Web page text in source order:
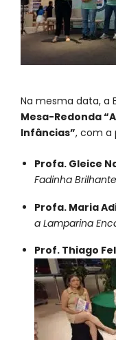
Na mesma data, a
Mesa-Redonda
Infâncias”, com a
Profa. Gleice
Fadinha Brilhante
Profa. Maria
a Lamparina
Prof. Thiago